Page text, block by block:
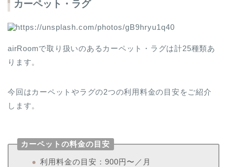
カーペット・ラグ
airRoomで取り扱いのあるカーペット・ラグは計25種類あ
ります。
今回はカーペットやラグの2つの利用料金の目安をご紹介
します。
カーペットの料金の目安
利用料金の目安：900円〜／月